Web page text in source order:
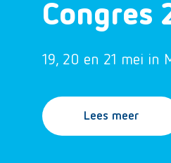
Congres
19, 20 en 21 mei in
Lees meer